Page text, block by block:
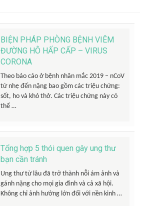
BIỆN PHÁP PHÒNG BỆNH VIÊM
ĐƯỜNG HÔ HẤP CẤP – VIRUS
CORONA
Theo báo cáo ở bệnh nhân mắc 2019 – nCoV
từ nhẹ đến nặng bao gồm các triệu chứng:
sốt, ho và khó thở. Các triệu chứng này có
thể …
Tổng hợp 5 thói quen gây ung thư
bạn cần tránh
Ung thư từ lâu đã trở thành nỗi ám ảnh và
gánh nặng cho mọi gia đình và cả xã hội.
Không chỉ ảnh hưởng lớn đối với nền kinh …